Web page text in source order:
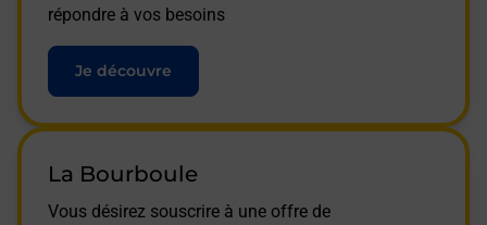
répondre à vos besoins
Je découvre
La Bourboule
Vous désirez souscrire à une offre de